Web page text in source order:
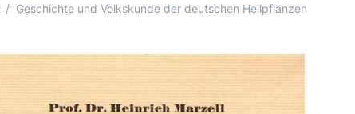
Geschichte und Volkskunde der deutschen Heilpflanzen